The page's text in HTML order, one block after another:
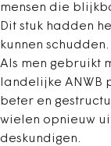
mensen die
Dit stuk hadden
kunnen schudden.
Als men gebruikt
landelijke ANWB
beter en
wielen opnieuw
deskundigen.